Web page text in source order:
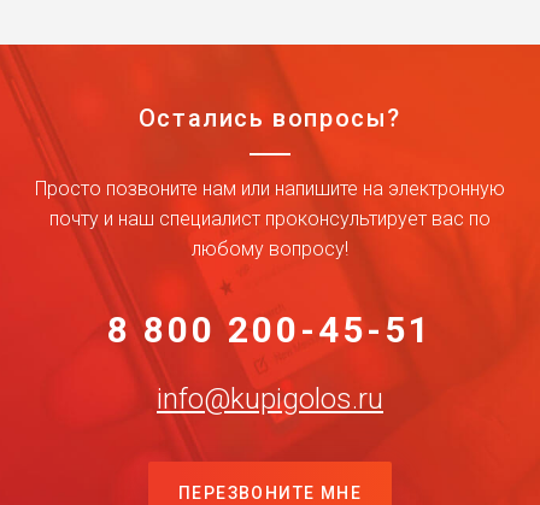
Остались вопросы?
Просто позвоните нам или напишите на электронную
почту и наш специалист проконсультирует вас по
любому вопросу!
8 800 200-45-51
info@kupigolos.ru
ПЕРЕЗВОНИТЕ МНЕ